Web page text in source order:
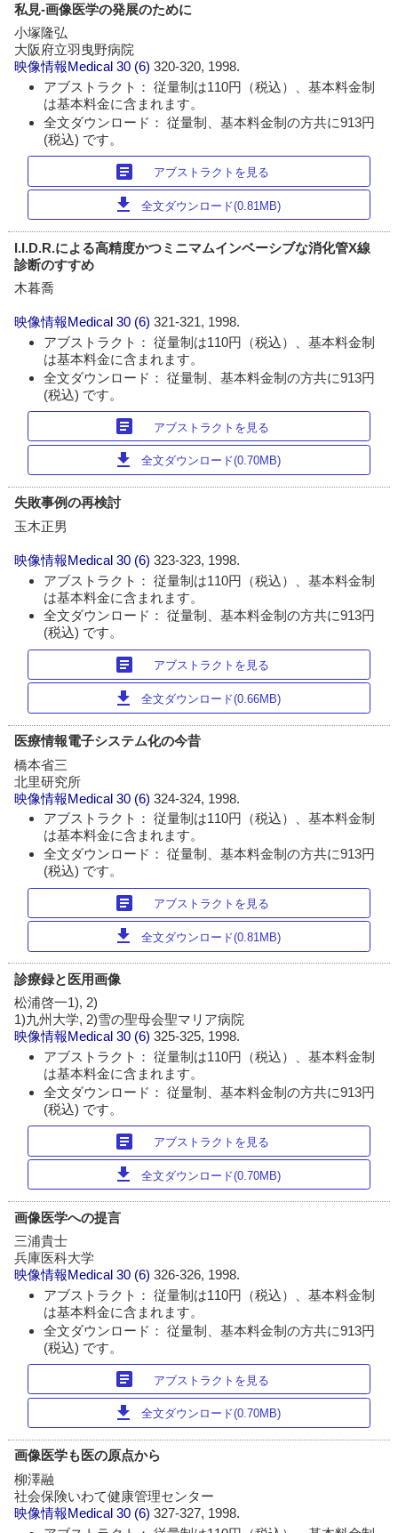
私見‐画像医学の発展のために
小塚隆弘
大阪府立羽曳野病院
映像情報Medical 30 (6)320-320, 1998.
アブストラクト： 従量制は110円（税込）、基本料金制
は基本料金に含まれます。
全文ダウンロード： 従量制、基本料金制の方共に913円
(税込) です。
article アブストラクトを見る
download 全文ダウンロード(0.81MB)
I.I.D.R.による高精度かつミニマムインベーシブな消化管X線
診断のすすめ
木暮喬
映像情報Medical 30 (6)321-321, 1998.
アブストラクト： 従量制は110円（税込）、基本料金制
は基本料金に含まれます。
全文ダウンロード： 従量制、基本料金制の方共に913円
(税込) です。
article アブストラクトを見る
download 全文ダウンロード(0.70MB)
失敗事例の再検討
玉木正男
映像情報Medical 30 (6)323-323, 1998.
アブストラクト： 従量制は110円（税込）、基本料金制
は基本料金に含まれます。
全文ダウンロード： 従量制、基本料金制の方共に913円
(税込) です。
article アブストラクトを見る
download 全文ダウンロード(0.66MB)
医療情報電子システム化の今昔
橋本省三
北里研究所
映像情報Medical 30 (6)324-324, 1998.
アブストラクト： 従量制は110円（税込）、基本料金制
は基本料金に含まれます。
全文ダウンロード： 従量制、基本料金制の方共に913円
(税込) です。
article アブストラクトを見る
download 全文ダウンロード(0.81MB)
診療録と医用画像
松浦啓一1), 2)
1)九州大学, 2)雪の聖母会聖マリア病院
映像情報Medical 30 (6)325-325, 1998.
アブストラクト： 従量制は110円（税込）、基本料金制
は基本料金に含まれます。
全文ダウンロード： 従量制、基本料金制の方共に913円
(税込) です。
article アブストラクトを見る
download 全文ダウンロード(0.70MB)
画像医学への提言
三浦貴士
兵庫医科大学
映像情報Medical 30 (6)326-326, 1998.
アブストラクト： 従量制は110円（税込）、基本料金制
は基本料金に含まれます。
全文ダウンロード： 従量制、基本料金制の方共に913円
(税込) です。
article アブストラクトを見る
download 全文ダウンロード(0.70MB)
画像医学も医の原点から
柳澤融
社会保険いわて健康管理センター
映像情報Medical 30 (6)327-327, 1998.